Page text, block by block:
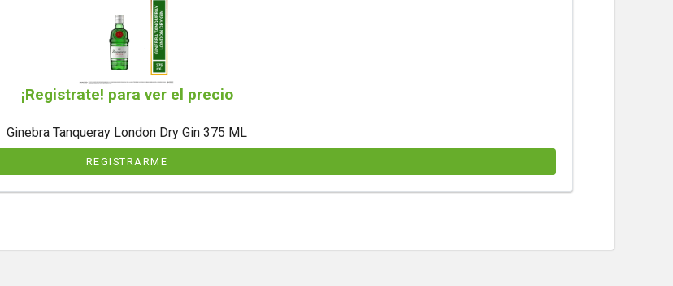
¡Registrate! para ver el precio
Ginebra Tanqueray London Dry Gin 375 ML
REGISTRARME